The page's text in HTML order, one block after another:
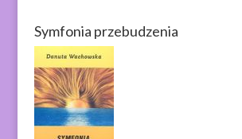
Symfonia przebudzenia